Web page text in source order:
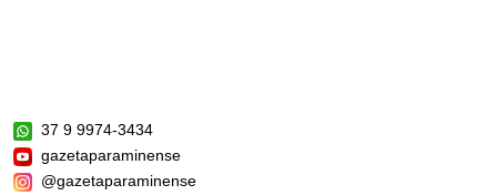
37 9 9974-3434
gazetaparaminense
@gazetaparaminense